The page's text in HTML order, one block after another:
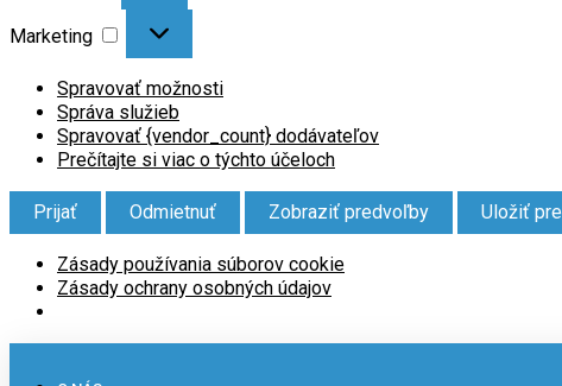
Marketing
Spravovať možnosti
Správa služieb
Spravovať {vendor_count} dodávateľov
Prečítajte si viac o týchto účeloch
Prijať Odmietnuť Zobraziť predvoľby Uložiť
Zásady používania súborov cookie
Zásady ochrany osobných údajov